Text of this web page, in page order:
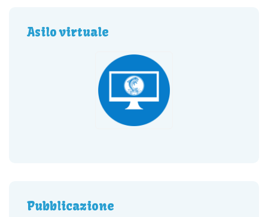
Asilo virtuale
Pubblicazione